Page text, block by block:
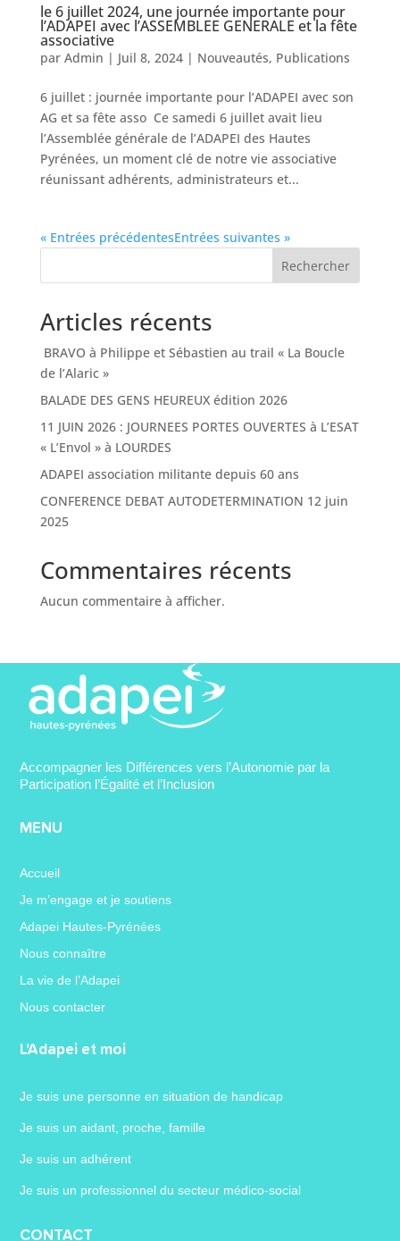
le 6 juillet 2024, une journée importante pour
l’ADAPEI avec l’ASSEMBLEE GENERALE et la fête
associative
par Admin | Juil 8, 2024| Nouveautés, Publications
6 juillet : journée importante pour l’ADAPEI avec son
AG et sa fête asso Ce samedi 6 juillet avait lieu
l’Assemblée générale de l’ADAPEI des Hautes
Pyrénées, un moment clé de notre vie associative
réunissant adhérents, administrateurs et...
« Entrées précédentesEntrées suivantes »
Rechercher
Articles récents
BRAVO à Philippe et Sébastien au trail « La Boucle
de l’Alaric »
BALADE DES GENS HEUREUX édition 2026
11 JUIN 2026 : JOURNEES PORTES OUVERTES à L’ESAT
« L’Envol » à LOURDES
ADAPEI association militante depuis 60 ans
CONFERENCE DEBAT AUTODETERMINATION 12 juin
2025
Commentaires récents
Aucun commentaire à afficher.
Accompagner les Différences vers l’Autonomie par la
Participation l’Égalité et l’Inclusion
MENU
Accueil
Je m’engage et je soutiens
Adapei Hautes-Pyrénées
Nous connaître
La vie de l’Adapei
Nous contacter
L’Adapei et moi
Je suis une personne en situation de handicap
Je suis un aidant, proche, famille
Je suis un adhérent
Je suis un professionnel du secteur médico-social
CONTACT